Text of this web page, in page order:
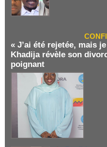
« J’ai été rejetée, mais
Khadija révèle son
poignant